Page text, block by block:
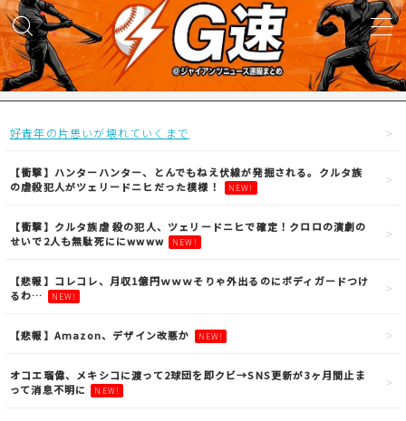
MENU
得点映像
試合結果
好青年の片思いが壊れていくまで
【衝撃】ハンターハンター、とんでもねえ伏線が発掘される。クルタ族
の虐殺犯人がツェリードニヒだった模様！
NEW!
【衝撃】クルタ族虐 殺の犯人、ツェリードニヒで確定！クロロの演劇の
せいで2人も無駄死ににwwww
NEW!
【悲報】コレコレ、月収1億円ｗｗｗそりゃ外出るのにボディガードつけ
るわ…
NEW!
【悲報】Amazon、デザイン改悪か NEW!
オコエ瑠偉、メキシコに渡って2球団を即クビ→SNS更新が3ヶ月間止ま
って消息不明に
NEW!